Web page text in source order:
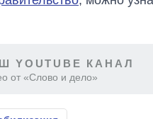
КАНАЛ
от «Слово и дело»